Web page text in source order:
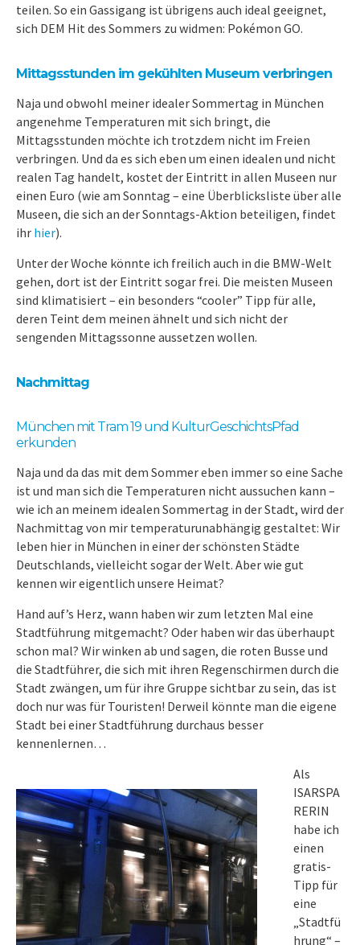
teilen. So ein Gassigang ist übrigens auch ideal geeignet,
sich DEM Hit des Sommers zu widmen: Pokémon GO.
Mittagsstunden im gekühlten Museum verbringen
Naja und obwohl meiner idealer Sommertag in München
angenehme Temperaturen mit sich bringt, die
Mittagsstunden möchte ich trotzdem nicht im Freien
verbringen. Und da es sich eben um einen idealen und nicht
realen Tag handelt, kostet der Eintritt in allen Museen nur
einen Euro (wie am Sonntag – eine Überblicksliste über alle
Museen, die sich an der Sonntags-Aktion beteiligen, findet
ihr hier).
Unter der Woche könnte ich freilich auch in die BMW-Welt
gehen, dort ist der Eintritt sogar frei. Die meisten Museen
sind klimatisiert – ein besonders “cooler” Tipp für alle,
deren Teint dem meinen ähnelt und sich nicht der
sengenden Mittagssonne aussetzen wollen.
Nachmittag
München mit Tram 19 und KulturGeschichtsPfad
erkunden
Naja und da das mit dem Sommer eben immer so eine Sache
ist und man sich die Temperaturen nicht aussuchen kann –
wie ich an meinem idealen Sommertag in der Stadt, wird der
Nachmittag von mir temperaturunabhängig gestaltet: Wir
leben hier in München in einer der schönsten Städte
Deutschlands, vielleicht sogar der Welt. Aber wie gut
kennen wir eigentlich unsere Heimat?
Hand auf’s Herz, wann haben wir zum letzten Mal eine
Stadtführung mitgemacht? Oder haben wir das überhaupt
schon mal? Wir winken ab und sagen, die roten Busse und
die Stadtführer, die sich mit ihren Regenschirmen durch die
Stadt zwängen, um für ihre Gruppe sichtbar zu sein, das ist
doch nur was für Touristen! Derweil könnte man die eigene
Stadt bei einer Stadtführung durchaus besser
kennenlernen…
Als
ISARSPA
RERIN
habe ich
einen
gratis-
Tipp für
eine
„Stadtfü
hrung“ –